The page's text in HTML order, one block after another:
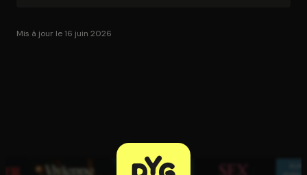
Mis à jour le 16 juin 2026